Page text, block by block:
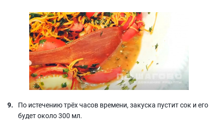
По истечению трёх часов времени, закуска пустит сок и его
будет около 300 мл.